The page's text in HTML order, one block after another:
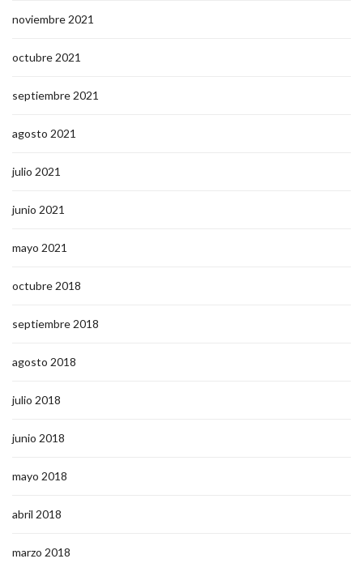
noviembre 2021
octubre 2021
septiembre 2021
agosto 2021
julio 2021
junio 2021
mayo 2021
octubre 2018
septiembre 2018
agosto 2018
julio 2018
junio 2018
mayo 2018
abril 2018
marzo 2018